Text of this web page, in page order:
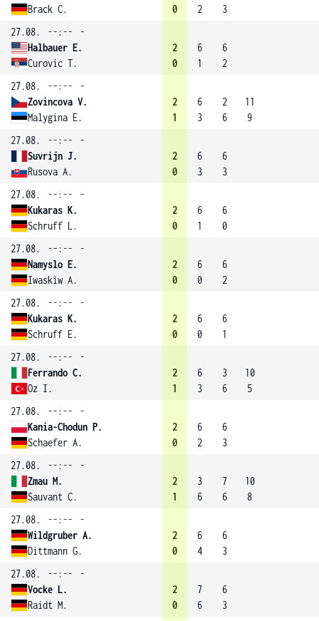
Brack C.
0
2
3
27.08.
--:--
-
Halbauer E.
Curovic T.
2
0
6
1
6
2
27.08.
--:--
-
Zovincova V.
Malygina E.
2
1
6
3
2
6
11
9
27.08.
--:--
-
Suvrijn J.
Rusova A.
2
0
6
3
6
3
27.08.
--:--
-
Kukaras K.
Schruff L.
2
0
6
1
6
0
27.08.
--:--
-
Namyslo E.
Iwaskiw A.
2
0
6
0
6
2
27.08.
--:--
-
Kukaras K.
Schruff E.
2
0
6
0
6
1
27.08.
--:--
-
Ferrando C.
Oz I.
2
1
6
3
3
6
10
5
27.08.
--:--
-
Kania-Chodun P.
Schaefer A.
2
0
6
2
6
3
27.08.
--:--
-
Zmau M.
Sauvant C.
2
1
3
6
7
6
10
8
27.08.
--:--
-
Wildgruber A.
Dittmann G.
2
0
6
4
6
3
27.08.
--:--
-
Vocke L.
Raidt M.
2
0
7
6
6
3